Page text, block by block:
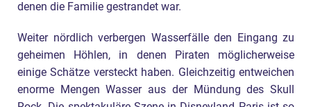
denen die Familie gestrandet war.
Weiter nördlich verbergen Wasserfälle den Eingang zu
geheimen Höhlen, in denen Piraten möglicherweise
einige Schätze versteckt haben. Gleichzeitig entweichen
enorme Mengen Wasser aus der Mündung des Skull